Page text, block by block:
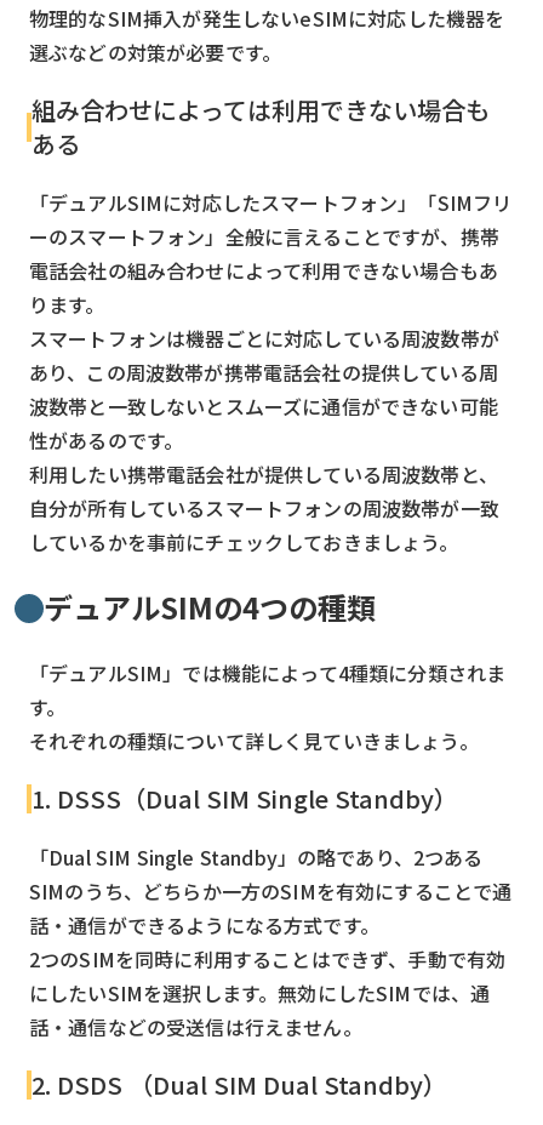
物理的なSIM挿入が発生しないeSIMに対応した機器を
選ぶなどの対策が必要です。
組み合わせによっては利用できない場合も
ある
「デュアルSIMに対応したスマートフォン」「SIMフリ
ーのスマートフォン」全般に言えることですが、携帯
電話会社の組み合わせによって利用できない場合もあ
ります。
スマートフォンは機器ごとに対応している周波数帯が
あり、この周波数帯が携帯電話会社の提供している周
波数帯と一致しないとスムーズに通信ができない可能
性があるのです。
利用したい携帯電話会社が提供している周波数帯と、
自分が所有しているスマートフォンの周波数帯が一致
しているかを事前にチェックしておきましょう。
デュアルSIMの4つの種類
「デュアルSIM」では機能によって4種類に分類されま
す。
それぞれの種類について詳しく見ていきましょう。
1. DSSS（Dual SIM Single Standby）
「Dual SIM Single Standby」の略であり、2つある
SIMのうち、どちらか一方のSIMを有効にすることで通
話・通信ができるようになる方式です。
2つのSIMを同時に利用することはできず、手動で有効
にしたいSIMを選択します。無効にしたSIMでは、通
話・通信などの受送信は行えません。
2. DSDS （Dual SIM Dual Standby）